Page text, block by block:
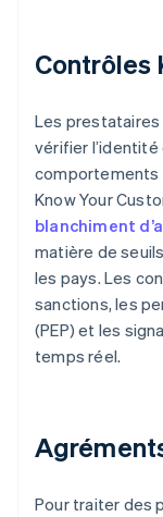
Contrôles
Les
vérifier
comportements
Know Your
blanchiment
matière de
les pays. Les
sanctions, les
(PEP) et les
temps réel.
Pour traiter des